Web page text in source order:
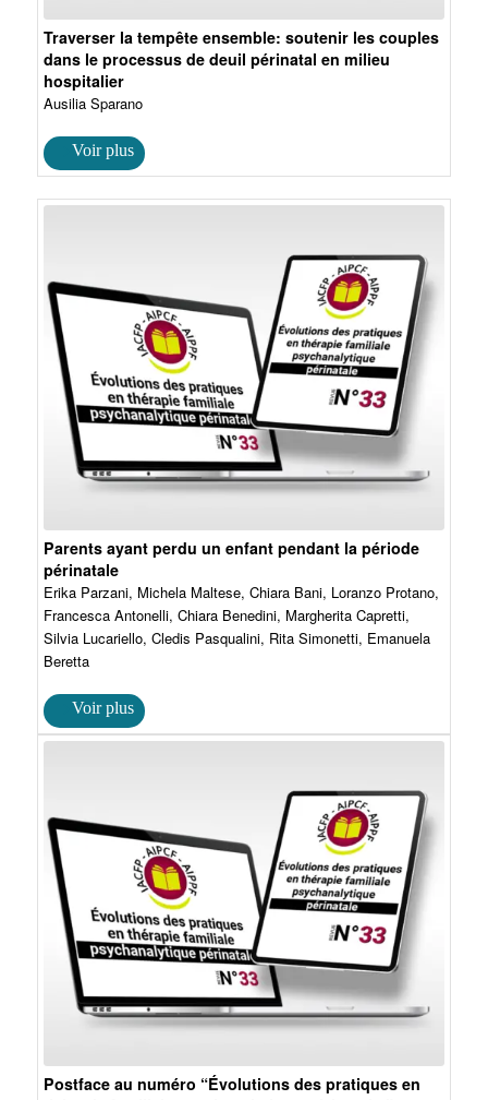
Traverser la tempête ensemble: soutenir les couples
dans le processus de deuil périnatal en milieu
hospitalier
Ausilia Sparano
Parents ayant perdu un enfant pendant la période
périnatale
Erika Parzani, Michela Maltese, Chiara Bani, Loranzo Protano,
Francesca Antonelli, Chiara Benedini, Margherita Capretti,
Silvia Lucariello, Cledis Pasqualini, Rita Simonetti, Emanuela
Beretta
Postface au numéro “Évolutions des pratiques en